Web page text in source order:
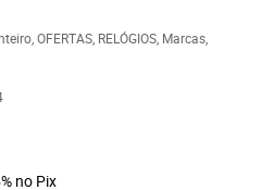
OFERTAS RELÓGIOS Marcas
no Pix